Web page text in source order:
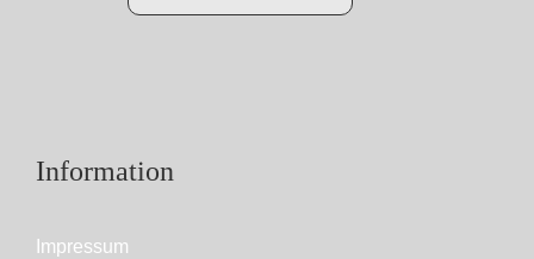
Information
Impressum